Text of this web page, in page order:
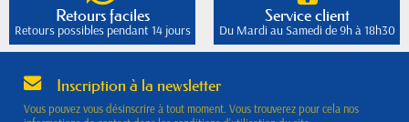
Retours faciles
Retours possibles pendant 14 jours
Service client
Du Mardi au Samedi de 9h à 18h30
Inscription à la newsletter
Vous pouvez vous désinscrire à tout moment. Vous trouverez pour cela nos